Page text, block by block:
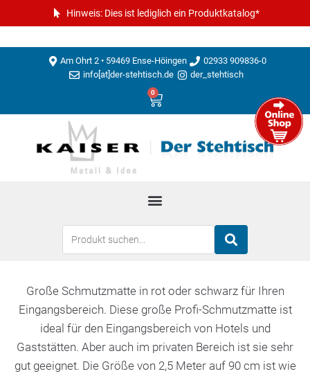
Hinweis: Dies ist lediglich ein Produktkatalog*
Am Ohrt 2 • 59469 Ense-Höingen
02933 909836-0
info[at]der-stehtisch.de
der_stehtisch
0
Große Schmutzmatte in rot oder schwarz für Ihren
Eingangsbereich. Diese große Profi-Schmutzmatte ist
ideal für den Eingangsbereich von Hotels und
Gaststätten. Aber auch im privaten Bereich ist sie sehr
gut geeignet. Die Größe von 2,5 Meter auf 90 cm ist wie